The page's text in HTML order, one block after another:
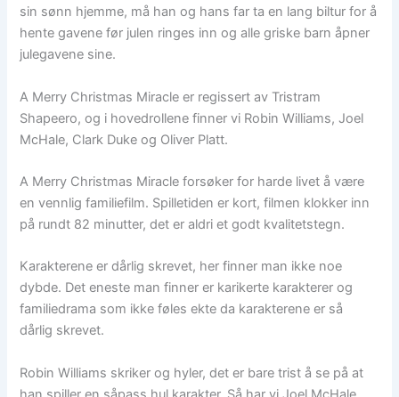
sin sønn hjemme, må han og hans far ta en lang biltur for å
hente gavene før julen ringes inn og alle griske barn åpner
julegavene sine.
A Merry Christmas Miracle er regissert av Tristram
Shapeero, og i hovedrollene finner vi Robin Williams, Joel
McHale, Clark Duke og Oliver Platt.
A Merry Christmas Miracle forsøker for harde livet å være
en vennlig familiefilm. Spilletiden er kort, filmen klokker inn
på rundt 82 minutter, det er aldri et godt kvalitetstegn.
Karakterene er dårlig skrevet, her finner man ikke noe
dybde. Det eneste man finner er karikerte karakterer og
familiedrama som ikke føles ekte da karakterene er så
dårlig skrevet.
Robin Williams skriker og hyler, det er bare trist å se på at